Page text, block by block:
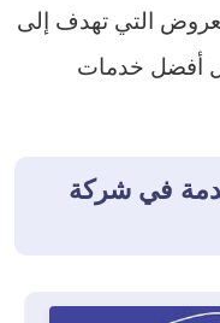
التي تهدف إلى
أفضل خدمات
في شركة